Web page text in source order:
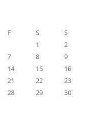
F S
S
1
2
7 8
9
14 15
16
21 22
23
28 29
30